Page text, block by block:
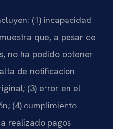
(1) incapacidad
que, a pesar de
no ha podido obtener
de notificación
(3) error en el
(4) cumplimiento
realizado pagos